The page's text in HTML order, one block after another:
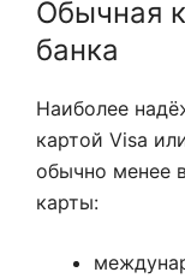
Обычная
банка
Наиболее
картой Visa
обычно менее
карты: